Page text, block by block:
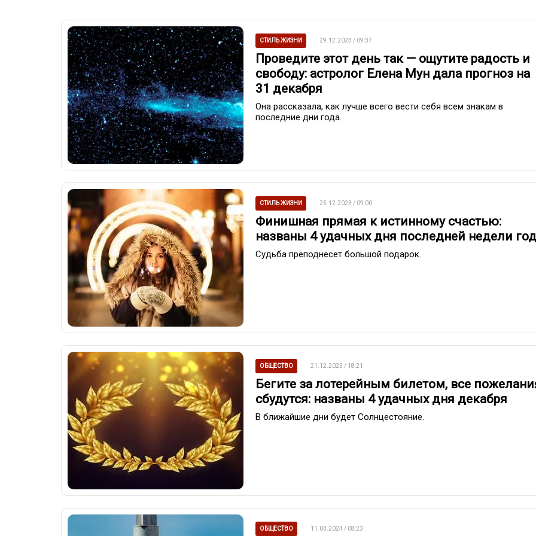
СТИЛЬ ЖИЗНИ 29.12.2023 / 09:37
Проведите этот день так — ощутите радость и
свободу: астролог Елена Мун дала прогноз на
31 декабря
Она рассказала, как лучше всего вести себя всем знакам в
последние дни года.
СТИЛЬ ЖИЗНИ 25.12.2023 / 09:00
Финишная прямая к истинному счастью:
названы 4 удачных дня последней недели
Судьба преподнесет большой подарок.
ОБЩЕСТВО 21.12.2023 / 18:21
Бегите за лотерейным билетом, все
сбудутся: названы 4 удачных дня декабря
В ближайшие дни будет Солнцестояние.
ОБЩЕСТВО 11.03.2024 / 08:23